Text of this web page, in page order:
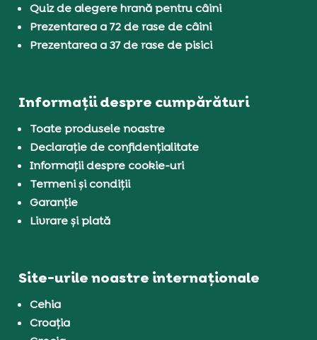
Quiz de alegere hrană pentru câini
Prezentarea a 72 de rase de câini
Prezentarea a 37 de rase de pisici
Informații despre cumpărături
Toate produsele noastre
Declarație de confidențialitate
Informații despre cookie-uri
Termeni și condiții
Garanție
Livrare și plată
Site-urile noastre internaționale
Cehia
Croația